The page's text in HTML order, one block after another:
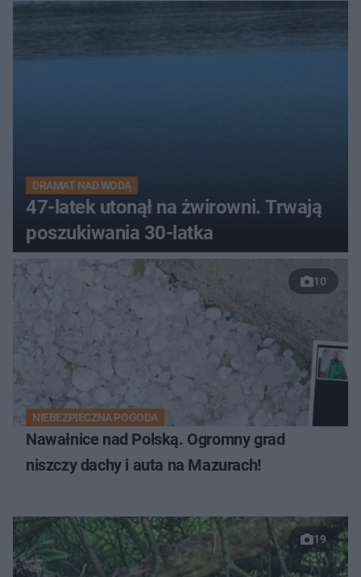
DRAMAT NAD WODĄ
47-latek utonął na żwirowni. Trwają
poszukiwania 30-latka
10
NIEBEZPIECZNA POGODA
Nawałnice nad Polską. Ogromny grad
niszczy dachy i auta na Mazurach!
19